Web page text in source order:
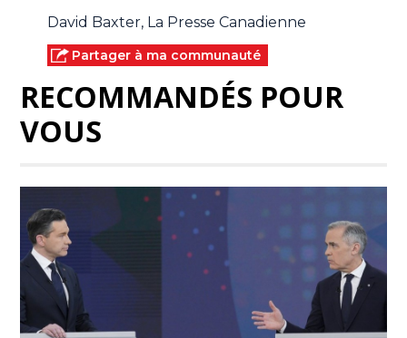
David Baxter, La Presse Canadienne
Partager à ma communauté
RECOMMANDÉS POUR
VOUS